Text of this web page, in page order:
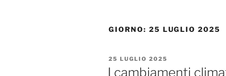
GIORNO: 25 LUGLIO 2025
PUBBLICATO
IL
25 LUGLIO 2025
I cambiamenti